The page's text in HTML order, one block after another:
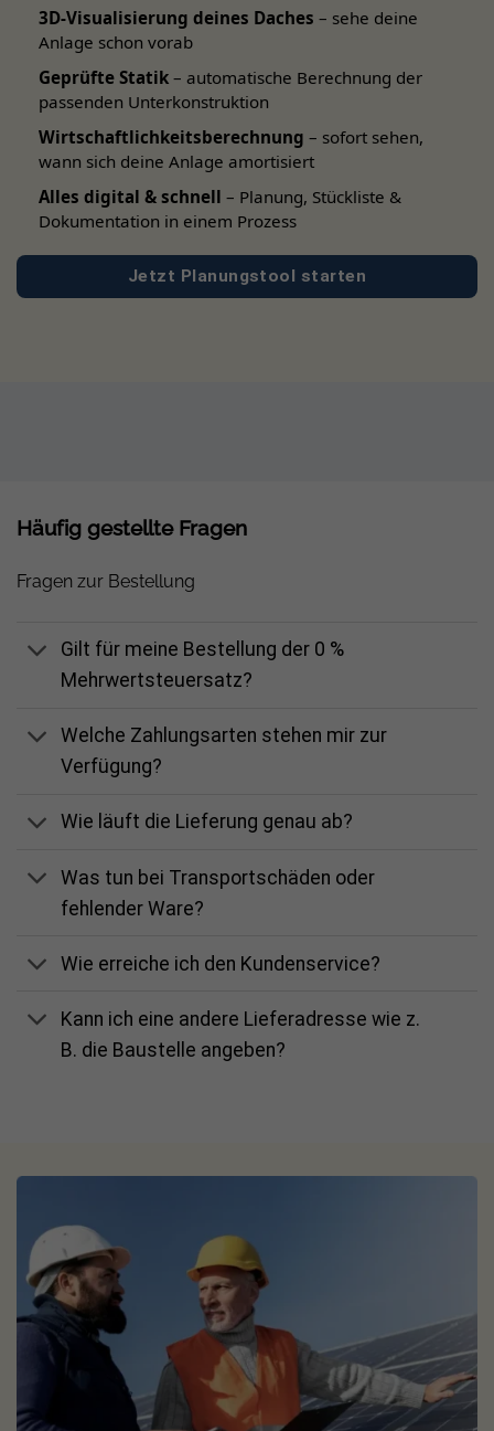
3D-Visualisierung deines Daches – sehe deine
Anlage schon vorab
Geprüfte Statik – automatische Berechnung der
passenden Unterkonstruktion
Wirtschaftlichkeitsberechnung – sofort sehen,
wann sich deine Anlage amortisiert
Alles digital & schnell – Planung, Stückliste &
Dokumentation in einem Prozess
Jetzt Planungstool starten
Häufig gestellte Fragen
Fragen zur Bestellung
Gilt für meine Bestellung der 0 %
Mehrwertsteuersatz?
Welche Zahlungsarten stehen mir zur
Verfügung?
Wie läuft die Lieferung genau ab?
Was tun bei Transportschäden oder
fehlender Ware?
Wie erreiche ich den Kundenservice?
Kann ich eine andere Lieferadresse wie z.
B. die Baustelle angeben?